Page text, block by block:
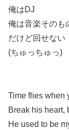
俺はDJ
俺は音楽そのも
だけど回せない
(ちゅっちゅっ)
Time flies when
Break his heart,
He used to be